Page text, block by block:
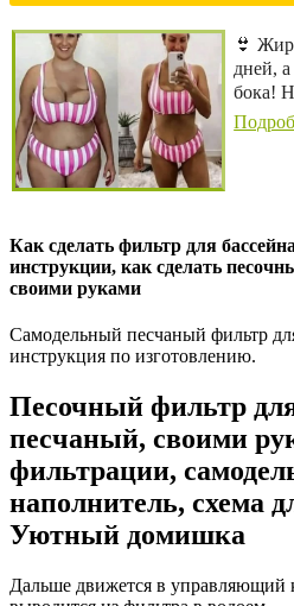
👙
дней,
бока!
Как сделать фильтр для
инструкции, как сделать
своими руками
Самодельный песчаный фильтр
инструкция по изготовлению.
Песочный фильтр
песчаный, своими
фильтрации,
наполнитель, схема
Уютный домишка
Дальше движется в управляющий